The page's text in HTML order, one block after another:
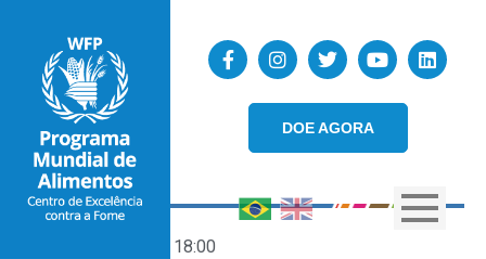
DOE AGORA
18:00